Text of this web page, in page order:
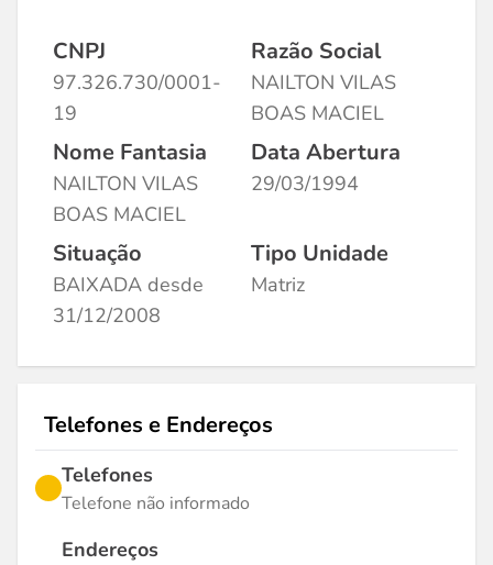
CNPJ
97.326.730/0001-
19
Razão Social
NAILTON VILAS
BOAS MACIEL
Nome Fantasia
NAILTON VILAS
BOAS MACIEL
Data Abertura
29/03/1994
Situação
BAIXADA desde
31/12/2008
Tipo Unidade
Matriz
Telefones e Endereços
Telefones
Telefone não informado
Endereços